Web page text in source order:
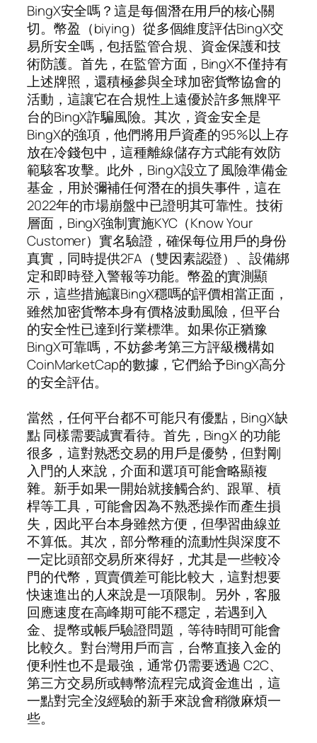
BingX安全嗎？這是每個潛在用戶的核心關
切。幣盈（biying）從多個維度評估BingX交
易所安全嗎，包括監管合規、資金保護和技
術防護。首先，在監管方面，BingX不僅持有
上述牌照，還積極參與全球加密貨幣協會的
活動，這讓它在合規性上遠優於許多無牌平
台的BingX詐騙風險。其次，資金安全是
BingX的強項，他們將用戶資產的95%以上存
放在冷錢包中，這種離線儲存方式能有效防
範駭客攻擊。此外，BingX設立了風險準備金
基金，用於彌補任何潛在的損失事件，這在
2022年的市場崩盤中已證明其可靠性。技術
層面，BingX強制實施KYC（Know Your
Customer）實名驗證，確保每位用戶的身份
真實，同時提供2FA（雙因素認證）、設備綁
定和即時登入警報等功能。幣盈的實測顯
示，這些措施讓BingX穩嗎的評價相當正面，
雖然加密貨幣本身有價格波動風險，但平台
的安全性已達到行業標準。如果你正猶豫
BingX可靠嗎，不妨參考第三方評級機構如
CoinMarketCap的數據，它們給予BingX高分
的安全評估。
當然，任何平台都不可能只有優點，BingX缺
點 同樣需要誠實看待。首先，BingX 的功能
很多，這對熟悉交易的用戶是優勢，但對剛
入門的人來說，介面和選項可能會略顯複
雜。新手如果一開始就接觸合約、跟單、槓
桿等工具，可能會因為不熟悉操作而產生損
失，因此平台本身雖然方便，但學習曲線並
不算低。其次，部分幣種的流動性與深度不
一定比頭部交易所來得好，尤其是一些較冷
門的代幣，買賣價差可能比較大，這對想要
快速進出的人來說是一項限制。另外，客服
回應速度在高峰期可能不穩定，若遇到入
金、提幣或帳戶驗證問題，等待時間可能會
比較久。對台灣用戶而言，台幣直接入金的
便利性也不是最強，通常仍需要透過 C2C、
第三方交易所或轉幣流程完成資金進出，這
一點對完全沒經驗的新手來說會稍微麻煩一
些。